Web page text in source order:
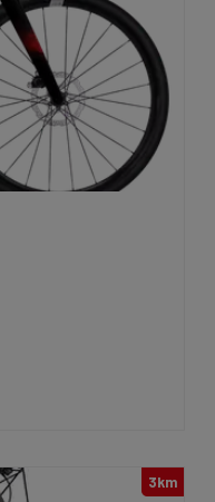
3km